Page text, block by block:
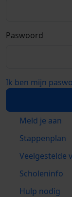
Paswoord
Ik ben mijn
Meld je aan
Stappenplan
Veelgestelde
Scholeninfo
Hulp nodig